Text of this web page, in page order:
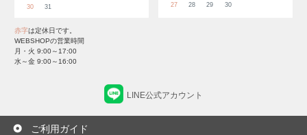
30
31
27
28 29 30
赤字は定休日です。
WEBSHOPの営業時間
月・火 9:00～17:00
水～金 9:00～16:00
LINE公式アカウント
ご利用ガイド